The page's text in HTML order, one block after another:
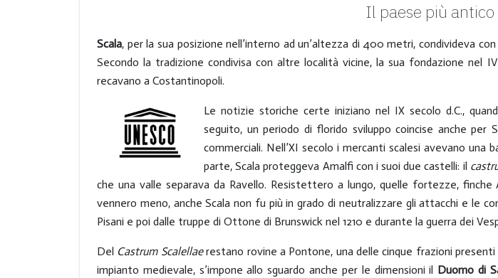
Il paese più
Scala, per la sua posizione nell’interno ad un’altezza di 400 metri, condivideva
Secondo la tradizione condivisa con altre località vicine, la sua fondazione nel
recavano a Costantinopoli.
Le notizie storiche certe iniziano nel IX secolo d.C.,
seguito, un periodo di florido sviluppo coincise anche per
commerciali. Nell’XI secolo i mercanti scalesi avevano una
parte, Scala proteggeva Amalfi con i suoi due castelli: il
che una valle separava da Ravello. Resistettero a lungo, quelle fortezze,
vennero meno, anche Scala non fu più in grado di neutralizzare gli attacchi e le
Pisani e poi dalle truppe di Ottone di Brunswick nel 1210 e durante la guerra dei
Del Castrum Scalellaerestano rovine a Pontone, una delle cinque frazioni
impianto medievale, s’impone allo sguardo anche per le dimensioni il Duomo di